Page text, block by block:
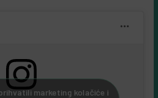
marketing kolačiće i